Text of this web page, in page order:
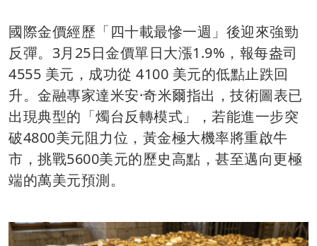
國際金價經歷「四十載最慘一週」後迎來強勁
反彈。3月25日金價單日大漲1.9%，報每盎司
4555 美元，成功從 4100 美元的低點止跌回
升。金融專家達米安·奇米爾指出，技術圖表已
出現典型的「燭台反轉模式」，若能進一步突
破4800美元阻力位，黃金極大機率將重啟牛
市，挑戰5600美元的歷史高點，甚至邁向更極
端的萬美元預測。